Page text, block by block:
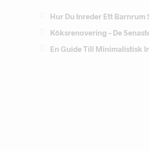
Hur Du Inreder Ett
Köksrenovering – De
En Guide Till Minimalistisk